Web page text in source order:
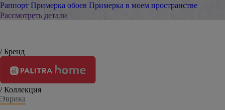
Раппорт Примерка обоев Примерка в моем пространстве
Рассмотреть детали
/ Бренд
/ Коллекция
Эврика